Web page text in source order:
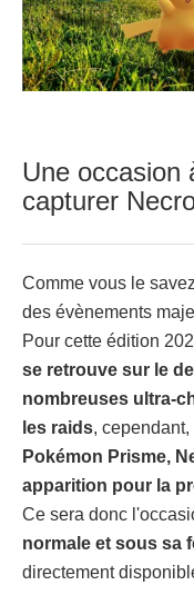
Une occasion
capturer
Comme vous le
des évènements
Pour cette édition
se retrouve sur le
nombreuses ultra-
les raids,
Pokémon Prisme,
apparition pour la
Ce sera donc
normale et sous sa
directement